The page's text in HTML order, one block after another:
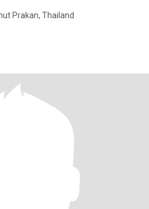
Prakan, Thailand